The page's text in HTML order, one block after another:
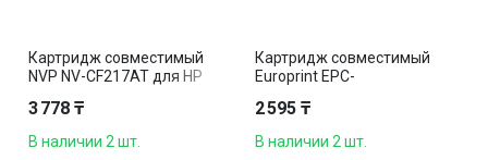
Картридж совместимый
NVP NV-CF217AT для HP
M130, 1600k, черный
3 778 ₸
В наличии 2 шт.
Картридж совместимый
Europrint EPC-
LaserJet
P1005/P1006/P1500/M1120,
черный
2 595 ₸
В наличии 2 шт.